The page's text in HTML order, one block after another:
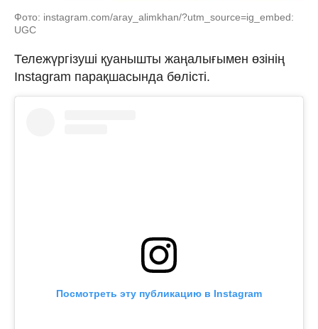
Фото: instagram.com/aray_alimkhan/?utm_source=ig_embed:
UGC
Тележүргізуші қуанышты жаңалығымен өзінің
Instagram парақшасында бөлісті.
Посмотреть эту публикацию в Instagram